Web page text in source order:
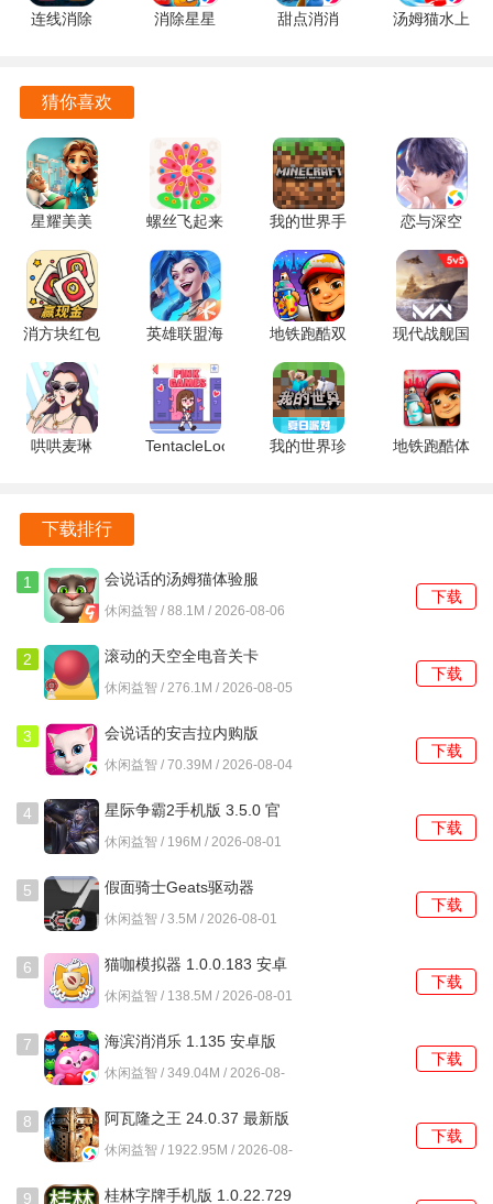
连携攻击，将敌人一一击破。
时间循环机制的引入让游戏的玩法更加丰富，玩家可以在每
次失败后重新尝试，探索不同的战斗策略和角色组合，逐步
解锁更高难度的挑战。
诛神世界游戏优势
高度自由的角色选择：玩家可以根据个人喜好和战斗需求，
自由选择不同的忍者角色。
战略性强的战斗系统：结合跑酷与弹幕射击的玩法，鼓励玩
家进行多样的战术思考。
沉浸式的游戏体验：精美的画面与流畅的操作感让玩家仿佛
诛神世界游戏评测
诛神世界凭借其创新的玩法和独特的时间循环机制，为玩家
提供了丰富而有趣的游戏体验。游戏将横版跑酷与弹幕射击
性。每个忍者的技能设计都非常独特，玩家在可以通过灵活
搭配，创造出多样的战斗策略。
连线消除
消除星星
甜点消消
汤姆猫水上
猜你喜欢
星耀美美
v1.0.1 安卓
版
螺丝飞起来
1.1.2 安卓
版
我的世界手
表版
v0.11.0 安
卓版
恋与深空
6.0.0 官方
正版
消方块红包
极速版
1.2.6 安卓
版
英雄联盟海
7.2.0.2458
安卓版
地铁跑酷双
旦版本
7.04.0 安卓
版
现代战舰国
安卓版
哄哄麦琳
TentacleLocker2
我的世界珍
地铁跑酷体
下载排行
1
会说话的汤姆猫体验服
3.10.0.890 手机版
休闲益智 / 88.1M / 2026-08-06
下载
2
滚动的天空全电音关卡
5.1.3 安卓版
休闲益智 / 276.1M / 2026-08-05
下载
3
会说话的安吉拉内购版
3195 安卓版
休闲益智 / 70.39M / 2026-08-04
下载
4
星际争霸2手机版 3.5.0 官
方版
休闲益智 / 196M / 2026-08-01
下载
5
假面骑士Geats驱动器
1.0.0 安卓版
休闲益智 / 3.5M / 2026-08-01
下载
6
猫咖模拟器 1.0.0.183 安卓
版
休闲益智 / 138.5M / 2026-08-01
下载
7 海滨消消乐 1.135 安卓版
休闲益智 / 349.04M / 2026-08-
下载
8 阿瓦隆之王 24.0.37 最新版
休闲益智 / 1922.95M / 2026-08-
下载
9 桂林字牌手机版 1.0.22.729